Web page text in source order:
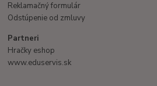
Reklamačný formulár
Odstúpenie od zmluvy
Partneri
Hračky eshop
www.eduservis.sk